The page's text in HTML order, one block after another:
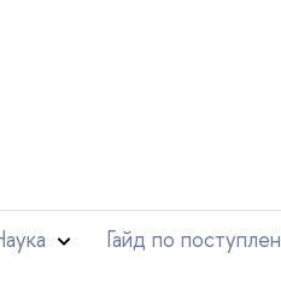
слезы:
«Спектакль